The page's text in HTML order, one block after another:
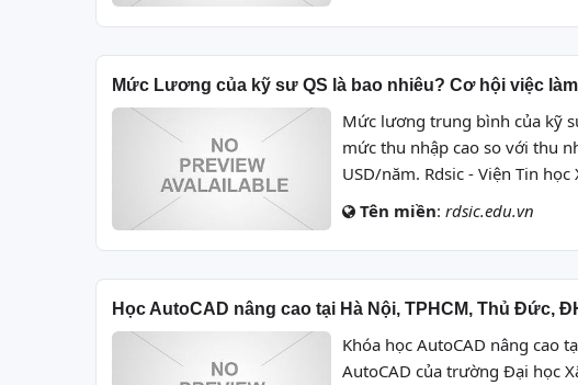
Mức Lương của kỹ sư QS là bao nhiêu? Cơ hội việc
Mức lương trung bình của kỹ
mức thu nhập cao so với thu
USD/năm. Rdsic - Viện Tin
Tên miền: rdsic.edu.vn
Học AutoCAD nâng cao tại Hà Nội, TPHCM, Thủ Đức,
Khóa học AutoCAD nâng cao
AutoCAD của trường Đại học